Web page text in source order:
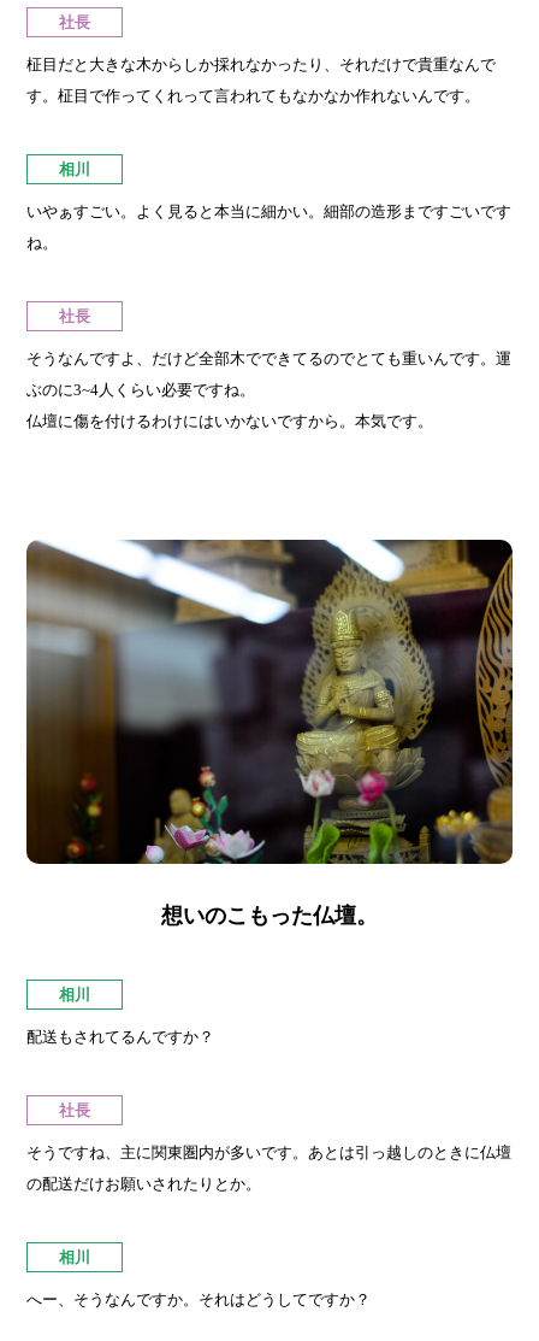
社長
柾目だと大きな木からしか採れなかったり、それだけで貴重なんで
す。柾目で作ってくれって言われてもなかなか作れないんです。
相川
いやぁすごい。よく見ると本当に細かい。細部の造形まですごいです
ね。
社長
そうなんですよ、だけど全部木でできてるのでとても重いんです。運
ぶのに3~4人くらい必要ですね。
仏壇に傷を付けるわけにはいかないですから。本気です。
想いのこもった仏壇。
相川
配送もされてるんですか？
社長
そうですね、主に関東圏内が多いです。あとは引っ越しのときに仏壇
の配送だけお願いされたりとか。
相川
へー、そうなんですか。それはどうしてですか？